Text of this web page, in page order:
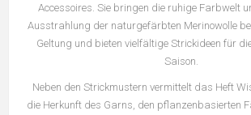
Accessoires. Sie bringen die ruhige Farbwelt
Ausstrahlung der naturgefärbten Merinowolle
Geltung und bieten vielfältige Strickideen für
Saison.
Neben den Strickmustern vermittelt das Heft
die Herkunft des Garns, den pflanzenbasierten